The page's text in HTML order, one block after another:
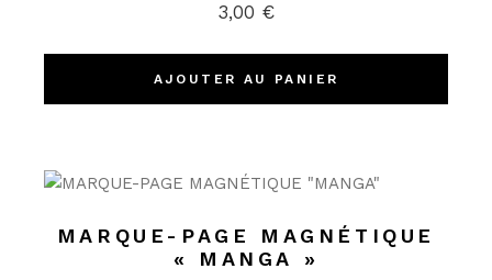
3,00 €
AJOUTER AU PANIER
MARQUE-PAGE MAGNÉTIQUE
« MANGA »